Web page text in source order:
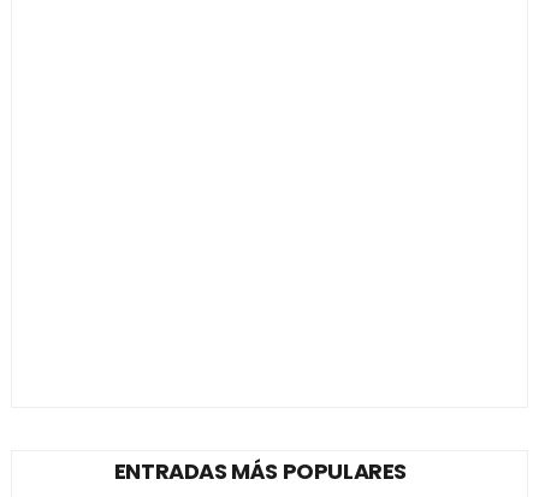
ENTRADAS MÁS POPULARES